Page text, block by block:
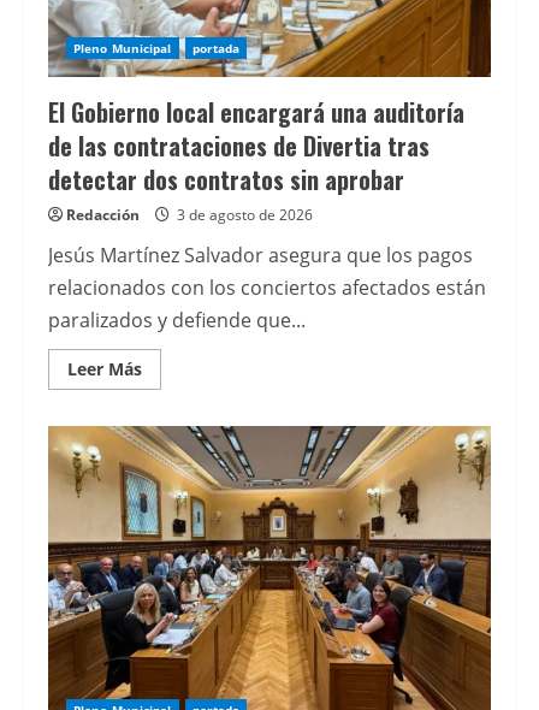
Pleno Municipal portada
El Gobierno local encargará una auditoría
de las contrataciones de Divertia tras
detectar dos contratos sin aprobar
Redacción 3 de agosto de 2026
Jesús Martínez Salvador asegura que los pagos
relacionados con los conciertos afectados están
paralizados y defiende que...
Leer MásLeer
más
El
Gobierno
local
encargará
una
auditoría
de
las
contrataciones
de
Divertia
tras
detectar
dos
contratos
aprobar